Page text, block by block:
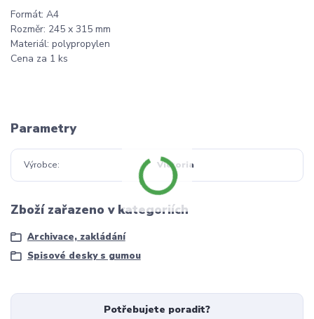
Formát: A4
Rozměr: 245 x 315 mm
Materiál: polypropylen
Cena za 1 ks
Parametry
Výrobce Victoria
Zboží zařazeno v kategoriích
Archivace, zakládání
Spisové desky s gumou
Potřebujete poradit?